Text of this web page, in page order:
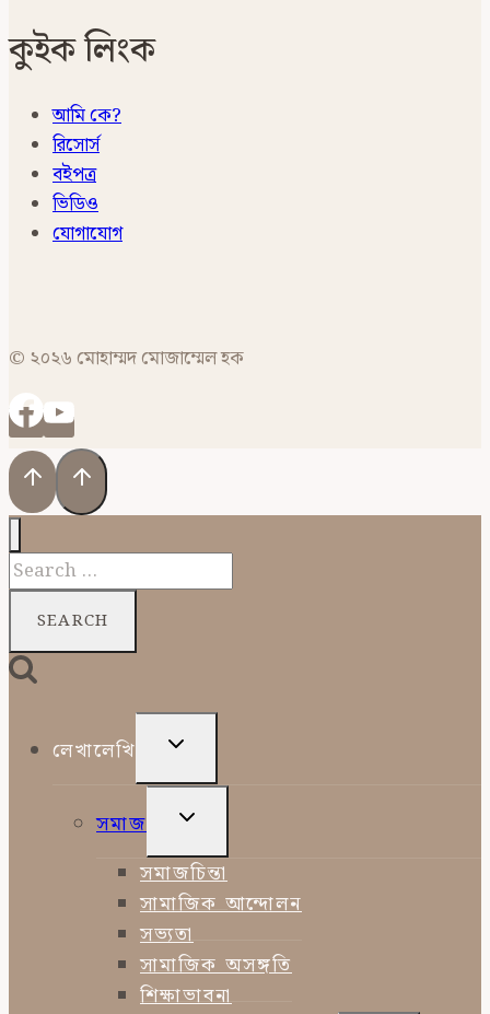
কুইক লিংক
আমি কে?
রিসোর্স
বইপত্র
ভিডিও
যোগাযোগ
© ২০২৬ মোহাম্মদ মোজাম্মেল হক
Search
for:
লেখালেখি
TOGGLE
MENU
সমাজ
TOGGLE
MENU
সমাজচিন্তা
সামাজিক আন্দোলন
সভ্যতা
সামাজিক অসঙ্গতি
শিক্ষাভাবনা